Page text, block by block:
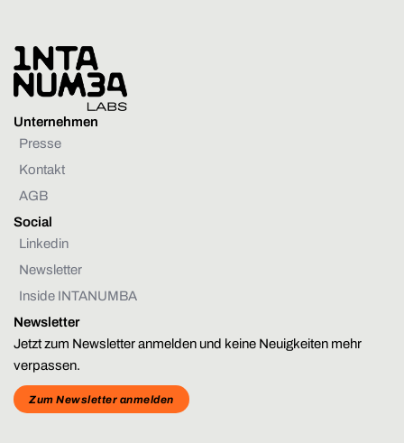
Unternehmen
Presse
Kontakt
AGB
Social
Linkedin
Newsletter
Inside INTANUMBA
Newsletter
Jetzt zum Newsletter anmelden und keine Neuigkeiten mehr
verpassen.
Zum Newsletter anmelden